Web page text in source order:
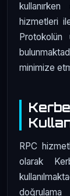
hizmetleri
minimize
RPC
olarak